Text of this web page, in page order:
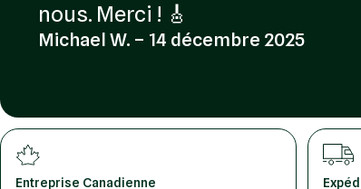
nous. Merci ! 🎸
Michael W. – 14 décembre 2025
Entreprise Canadienne